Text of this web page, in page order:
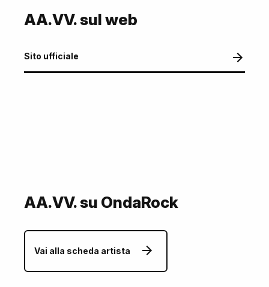
AA.VV. sul web
Sito ufficiale
AA.VV. su OndaRock
Vai alla scheda artista